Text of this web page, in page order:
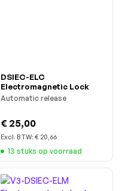
DSIEC-ELC
Electromagnetic Lock
Automatic release
€ 25,00
Excl. BTW: € 20,66
13 stuks op voorraad